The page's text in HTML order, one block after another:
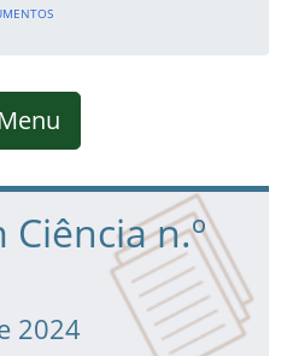
Menu
n.º
2024